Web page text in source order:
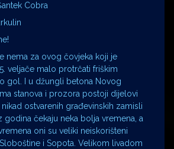
Cobra
nema za ovog čovjeka koji je
veljače malo protrčati friškim
gol. I u džungli betona Novog
stanova i prozora postoji dijelovi
ostvarenih građevinskih zamisli
godina čekaju neka bolja vremena, a
oni su veliki neiskorišteni
i Sopota. Velikom livadom